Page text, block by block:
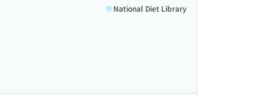
National Diet Library